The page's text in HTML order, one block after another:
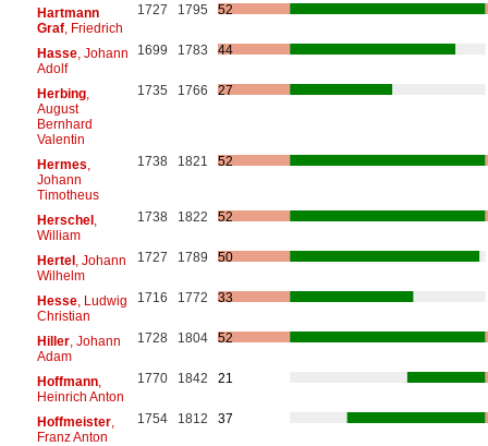
Hartmann
Graf, Friedrich
1727 1795 52
Hasse, Johann
Adolf
1699 1783 44
Herbing,
August
Bernhard
Valentin
1735 1766 27
Hermes
Johann
Timotheus
1738 1821 52
Herschel,
William
1738 1822 52
Hertel, Johann
Wilhelm
1727 1789 50
Hesse, Ludwig
Christian
1716 1772 33
Hiller, Johann
Adam
1728 1804 52
Hoffmann,
Heinrich Anton
1770 1842 21
Hoffmeister,
Franz Anton
1754 1812 37